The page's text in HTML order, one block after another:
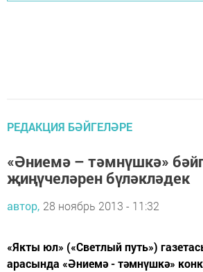
РЕДАКЦИЯ БӘЙГЕЛӘРЕ
«Әниемә – тәмнүшкә»
җиңүчеләрен бүләкләдек
автор, 28 ноябрь 2013 - 11:32
«Якты юл» («Светлый путь»)
арасында «Әниемә - тәмнүшкә»